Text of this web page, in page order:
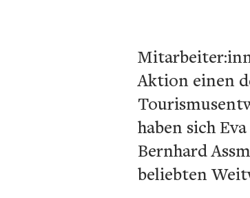
Aktion einen
haben sich
Bernhard
beliebten